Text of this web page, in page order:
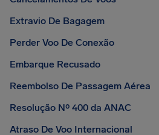
Extravio De Bagagem
Perder Voo De Conexão
Embarque Recusado
Reembolso De Passagem Aérea
Resolução Nº 400 da ANAC
Atraso De Voo Internacional